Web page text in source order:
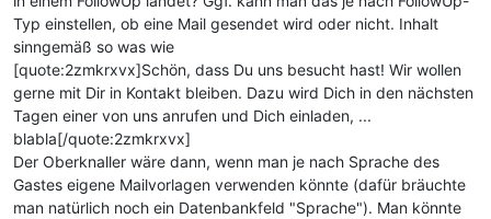
Typ einstellen, ob eine Mail gesendet wird oder nicht. Inhalt
sinngemäß so was wie
[quote:2zmkrxvx]Schön, dass Du uns besucht hast! Wir wollen
gerne mit Dir in Kontakt bleiben. Dazu wird Dich in den nächsten
Tagen einer von uns anrufen und Dich einladen, ...
blabla[/quote:2zmkrxvx]
Der Oberknaller wäre dann, wenn man je nach Sprache des
Gastes eigene Mailvorlagen verwenden könnte (dafür bräuchte
man natürlich noch ein Datenbankfeld "Sprache"). Man könnte